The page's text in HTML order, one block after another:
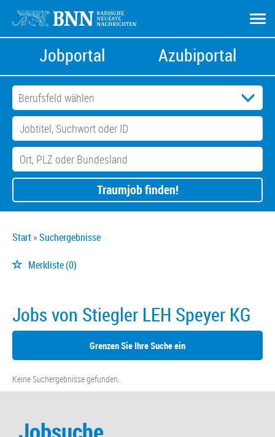
Jobportal Azubiportal
Traumjob finden!
Start Suchergebnisse
Merkliste(0)
Jobs von Stiegler LEH Speyer KG
Grenzen Sie Ihre Suche ein
Keine Suchergebnisse gefunden.